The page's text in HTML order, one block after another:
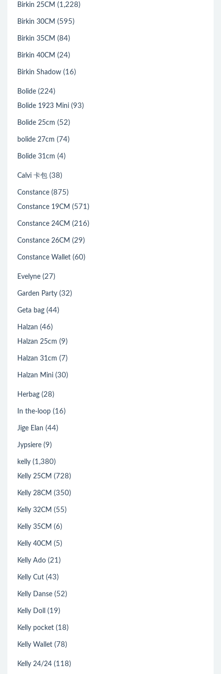
Birkin 25CM (1,228)
Birkin 30CM (595)
Birkin 35CM (84)
Birkin 40CM (24)
Birkin Shadow (16)
Bolide (224)
Bolide 1923 Mini (93)
Bolide 25cm (52)
bolide 27cm (74)
Bolide 31cm (4)
Calvi 卡包 (38)
Constance (875)
Constance 19CM (571)
Constance 24CM (216)
Constance 26CM (29)
Constance Wallet (60)
Evelyne (27)
Garden Party (32)
Geta bag (44)
Halzan (46)
Halzan 25cm (9)
Halzan 31cm (7)
Halzan Mini (30)
Herbag (28)
In the-loop (16)
Jige Elan (44)
Jypsiere (9)
kelly (1,380)
Kelly 25CM (728)
Kelly 28CM (350)
Kelly 32CM (55)
Kelly 35CM (6)
Kelly 40CM (5)
Kelly Ado (21)
Kelly Cut (43)
Kelly Danse (52)
Kelly Doll (19)
Kelly pocket (18)
Kelly Wallet (78)
Kelly 24/24 (118)